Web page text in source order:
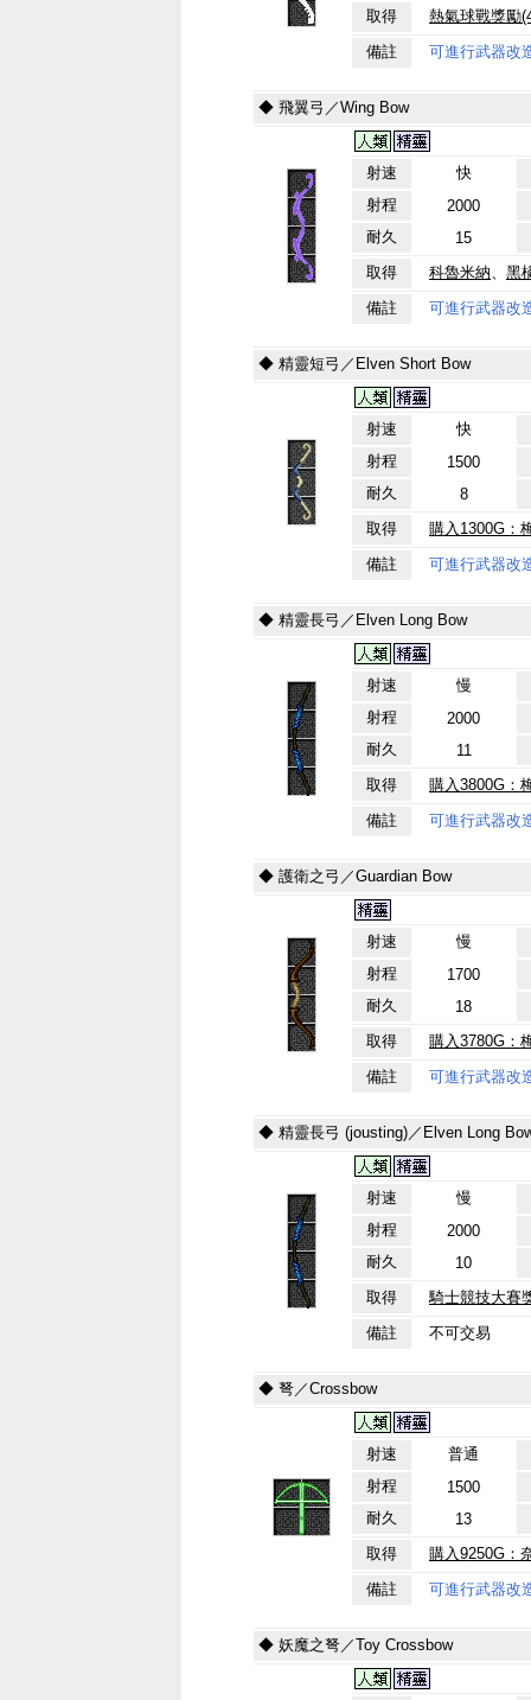
取得
熱氣球戰獎勵
備註
可進行武器改
◆ 飛翼弓／Wing Bow
射速
快
射程
2000
耐久
15
取得
科魯米納、 黑
備註
可進行武器改
◆ 精靈短弓／Elven Short Bow
射速
快
射程
1500
耐久
8
取得
購入1300G：
備註
可進行武器改
◆ 精靈長弓／Elven Long Bow
射速
慢
射程
2000
耐久
11
取得
購入3800G：
備註
可進行武器改
◆ 護衛之弓／Guardian Bow
射速
慢
射程
1700
耐久
18
取得
購入3780G：
備註
可進行武器改
◆ 精靈長弓 (jousting)／Elven Long
射速
慢
射程
2000
耐久
10
取得
騎士競技大賽
備註
不可交易
◆ 弩／Crossbow
射速
普通
射程
1500
耐久
13
取得
購入9250G：
備註
可進行武器改
◆ 妖魔之弩／Toy Crossbow